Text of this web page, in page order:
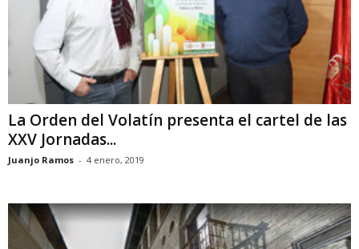
La Orden del Volatín presenta el cartel de las
XXV Jornadas...
Juanjo Ramos - 4 enero, 2019